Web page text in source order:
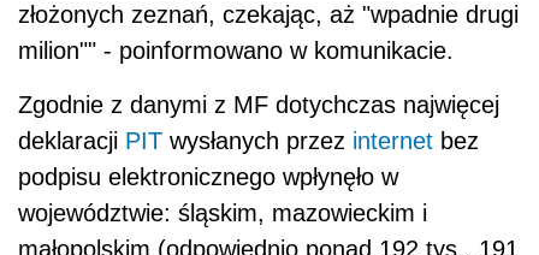
złożonych zeznań, czekając, aż "wpadnie drugi
milion"" - poinformowano w komunikacie.
Zgodnie z danymi z MF dotychczas najwięcej
deklaracji PIT wysłanych przez internet bez
podpisu elektronicznego wpłynęło w
województwie: śląskim, mazowieckim i
małopolskim (odpowiednio ponad 192 tys., 191